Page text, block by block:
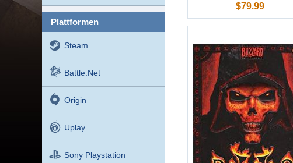
plattformen
Steam
Battle.net
Origin
Uplay
Sony Playstation
$79.99